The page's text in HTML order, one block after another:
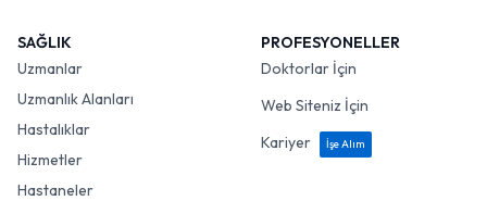
SAĞLIK
Uzmanlar
Uzmanlık Alanları
Hastalıklar
Hizmetler
Hastaneler
PROFESYONELLER
Doktorlar İçin
Web Siteniz İçin
Kariyer
İşe Alım